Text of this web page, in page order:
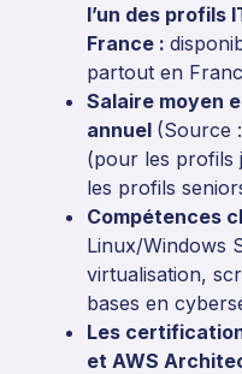
l’un des profils
France :
partout en
Salaire moyen
annuel (Source
(pour les profils
les profils
Compétences
Linux/Windows
virtualisation,
bases en
Les
et AWS